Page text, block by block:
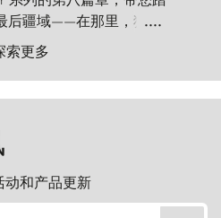
后疆域——在那里，狂风
自然，而百内塔（Torres
砌的哨兵，傲然向苍穹发
挑战。
....
索更多
动和产品更新